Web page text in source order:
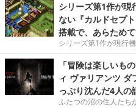
シリーズ第1作が現
ない『カルドセプ
搭載で、あらため
シリーズ第1作が現行
「冒険は楽しいも
ィ ヴァリアンツ
っぷり沈んだ4人の
ふたつの沼の住人たち